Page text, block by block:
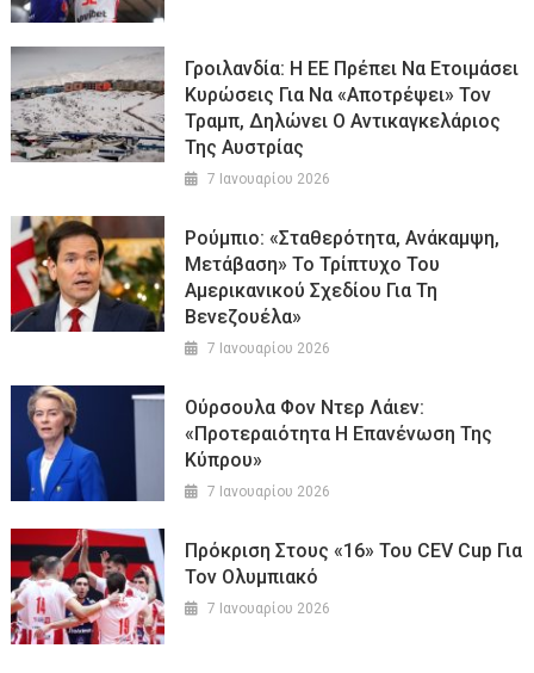
Γροιλανδία: Η ΕΕ Πρέπει Να Ετοιμάσει
Κυρώσεις Για Να «αποτρέψει» Τον
Τραμπ, Δηλώνει Ο Αντικαγκελάριος
Της Αυστρίας
7 Ιανουαρίου 2026
Ρούμπιο: «Σταθερότητα, Ανάκαμψη,
Μετάβαση» Το Τρίπτυχο Του
Αμερικανικού Σχεδίου Για Τη
Βενεζουέλα»
7 Ιανουαρίου 2026
Ούρσουλα Φον Ντερ Λάιεν:
«Προτεραιότητα Η Επανένωση Της
Κύπρου»
7 Ιανουαρίου 2026
Πρόκριση Στους «16» Του CEV Cup Για
Τον Ολυμπιακό
7 Ιανουαρίου 2026